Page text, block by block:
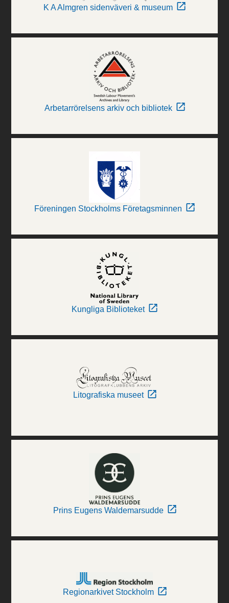
K A Almgren sidenväveri & museum
Arbetarrörelsens arkiv och bibliotek
Föreningen Stockholms Företagsminnen
Kungliga Biblioteket
Litografiska museet
Prins Eugens Waldemarsudde
Regionarkivet Stockholm